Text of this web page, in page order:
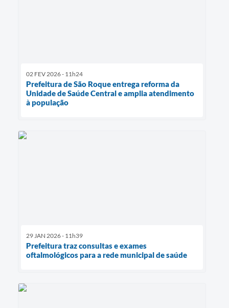
02 FEV 2026 - 11h24
Prefeitura de São Roque entrega reforma da
Unidade de Saúde Central e amplia atendimento
à população
29 JAN 2026 - 11h39
Prefeitura traz consultas e exames
oftalmológicos para a rede municipal de saúde